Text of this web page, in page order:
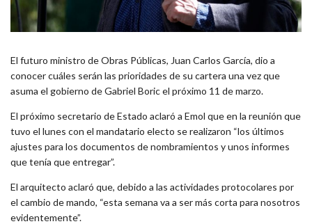
El futuro ministro de Obras Públicas, Juan Carlos García, dio a
conocer cuáles serán las prioridades de su cartera una vez que
asuma el gobierno de Gabriel Boric el próximo 11 de marzo.
El próximo secretario de Estado aclaró a Emol que en la reunión que
tuvo el lunes con el mandatario electo se realizaron “los últimos
ajustes para los documentos de nombramientos y unos informes
que tenía que entregar”.
El arquitecto aclaró que, debido a las actividades protocolares por
el cambio de mando, “esta semana va a ser más corta para nosotros
evidentemente”.